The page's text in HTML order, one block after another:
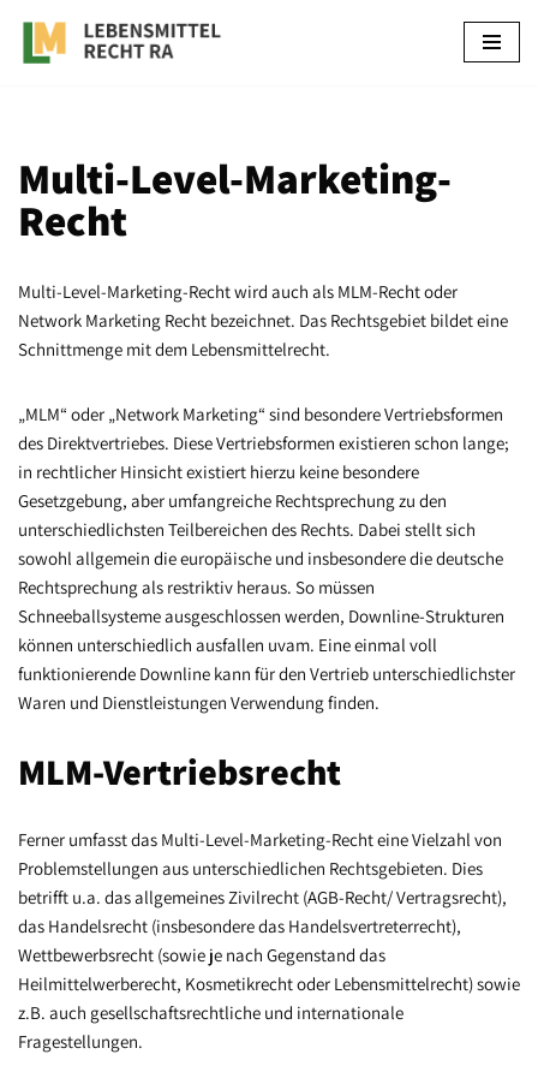
Zum
Multi-Level-Marketing-
Recht
Multi-Level-Marketing-Recht wird auch als MLM-Recht oder
Network Marketing Recht bezeichnet. Das Rechtsgebiet bildet eine
Schnittmenge mit dem Lebensmittelrecht.
„MLM“ oder „Network Marketing“ sind besondere Vertriebsformen
des Direktvertriebes. Diese Vertriebsformen existieren schon lange;
in rechtlicher Hinsicht existiert hierzu keine besondere
Gesetzgebung, aber umfangreiche Rechtsprechung zu den
unterschiedlichsten Teilbereichen des Rechts. Dabei stellt sich
sowohl allgemein die europäische und insbesondere die deutsche
Rechtsprechung als restriktiv heraus. So müssen
Schneeballsysteme ausgeschlossen werden, Downline-Strukturen
können unterschiedlich ausfallen uvam. Eine einmal voll
funktionierende Downline kann für den Vertrieb unterschiedlichster
Waren und Dienstleistungen Verwendung finden.
MLM-Vertriebsrecht
Ferner umfasst das Multi-Level-Marketing-Recht eine Vielzahl von
Problemstellungen aus unterschiedlichen Rechtsgebieten. Dies
betrifft u.a. das allgemeines Zivilrecht (AGB-Recht/ Vertragsrecht),
das Handelsrecht (insbesondere das Handelsvertreterrecht),
Wettbewerbsrecht (sowie je nach Gegenstand das
Heilmittelwerberecht, Kosmetikrecht oder Lebensmittelrecht) sowie
z.B. auch gesellschaftsrechtliche und internationale
Fragestellungen.